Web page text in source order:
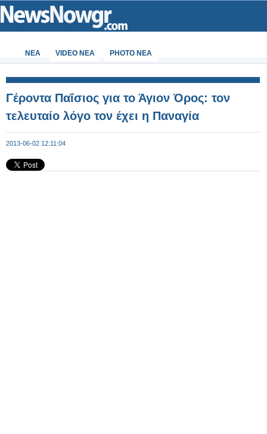
ΝΕΑ VIDEO NEA PHOTO NEA
Γέροντα Παΐσιος για το Άγιον Όρος: τον
τελευταίο λόγο τον έχει η Παναγία
2013-06-02 12:11:04